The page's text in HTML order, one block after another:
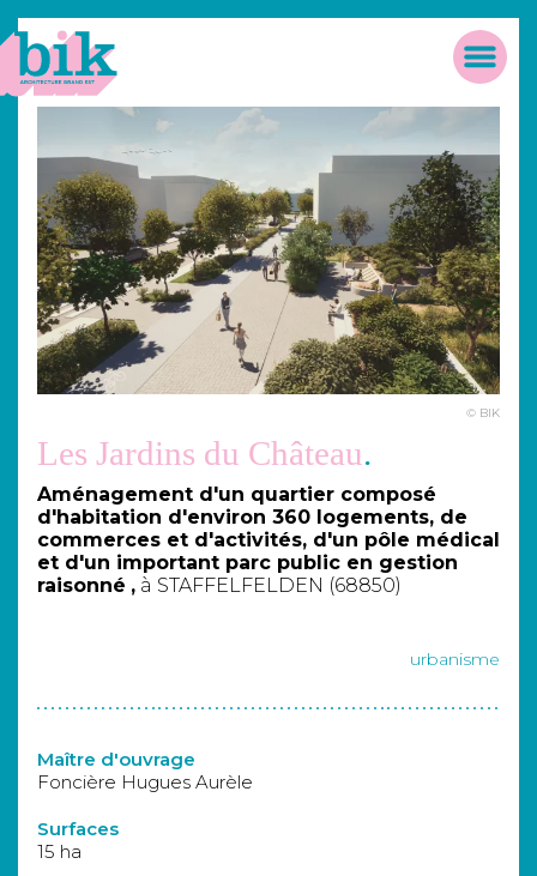
© BIK
Les Jardins du Château
Aménagement d'un quartier composé
d'habitation d'environ 360 logements, de
commerces et d'activités, d'un pôle médical
et d'un important parc public en gestion
raisonné , à STAFFELFELDEN (68850)
urbanisme
Maître d'ouvrage
Foncière Hugues Aurèle
Surfaces
15 ha
Panneau de gestion des cookies